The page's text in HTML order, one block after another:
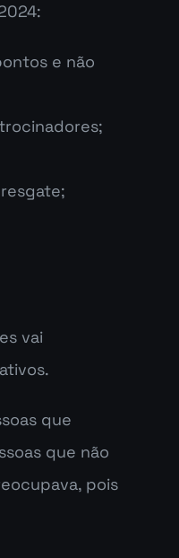
e não
vai
que
que não
pois